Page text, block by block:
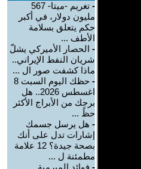
-
تغريم -ميتا- 567
مليون دولار، في أكبر
حكم يتعلق بسلامة
الأطف ...
- الحصار الأميركي يشلّ
شريان النفط الإيراني..
ماذا كشفت صور ال ...
-
حظك اليوم السبت 8
اغسطس 2026.. هل
برجك من الأبراج الأكثر
حظً ...
- هل يرسل جسمك
إشارات تدل على أنك
بصحة جيدة؟ 12 علامة
مطمئنة ل ...
- فوائد الميرمية